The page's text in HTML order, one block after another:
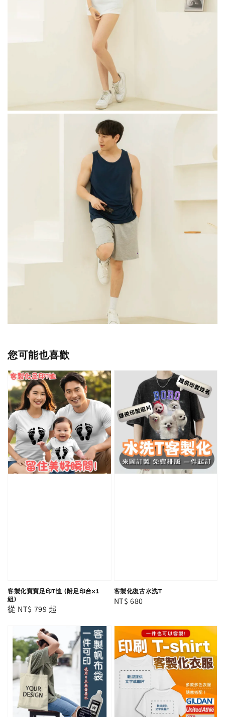
您可能也喜歡
客製化寶寶足印T恤 (附足印台x1
組)
Regular
從 NT$ 799 起
客製化復古水洗T
Regular
NT$ 680